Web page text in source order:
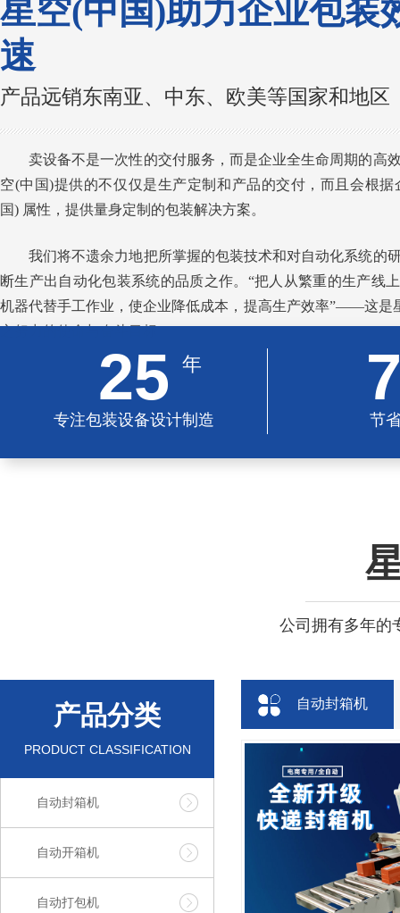
星空(中国)助力企业包装
速
产品远销东南亚、中东、欧美等国家和地区
卖设备不是一次性的交付服务，而是企业全生命周期的高
空(中国)提供的不仅仅是生产定制和产品的交付，而且会根据
国) 属性，提供量身定制的包装解决方案。
我们将不遗余力地把所掌握的包装技术和对自动化系统的
断生产出自动化包装系统的品质之作。“把人从繁重的生产线
机器代替手工作业，使企业降低成本，提高生产效率”——这是
之努力的使命与奋斗目标
25 年
专注包装设备设计制造 节
公司拥有多年的
产品分类
PRODUCT CLASSIFICATION
自动封箱机
自动开箱机
自动打包机
自动封箱机